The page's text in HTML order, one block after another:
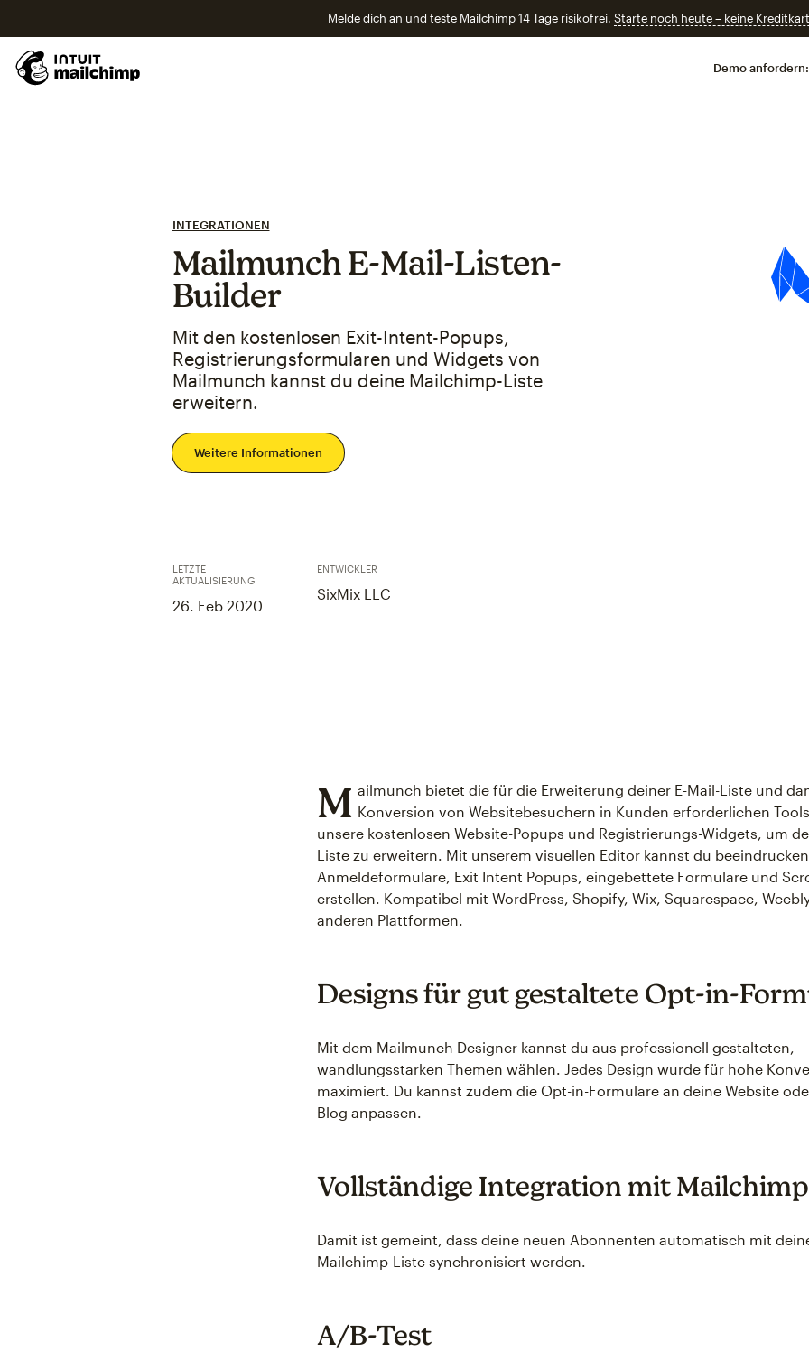
Melde dich an und teste Mailchimp 14 Tage risikofrei. Starte noch heute – keine
Demo anfordern:
INTEGRATIONEN
Mailmunch E-Mail-Listen-
Builder
Mit den kostenlosen Exit-Intent-Popups,
Registrierungsformularen und Widgets von
Mailmunch kannst du deine Mailchimp-Liste
erweitern.
Weitere Informationen
LETZTE
AKTUALISIERUNG
26. Feb 2020
ENTWICKLER
SixMix LLC
M ailmunch bietet die für die Erweiterung deiner E-Mail-Liste und
Konversion von Websitebesuchern in Kunden erforderlichen
unsere kostenlosen Website-Popups und Registrierungs-Widgets, um
Liste zu erweitern. Mit unserem visuellen Editor kannst du
Anmeldeformulare, Exit Intent Popups, eingebettete Formulare und
erstellen. Kompatibel mit WordPress, Shopify, Wix, Squarespace,
anderen Plattformen.
Designs für gut gestaltete Opt-in-
Mit dem Mailmunch Designer kannst du aus professionell gestalteten,
wandlungsstarken Themen wählen. Jedes Design wurde für hohe
maximiert. Du kannst zudem die Opt-in-Formulare an deine Website
Blog anpassen.
Vollständige Integration mit Mailchimp
Damit ist gemeint, dass deine neuen Abonnenten automatisch mit
Mailchimp-Liste synchronisiert werden.
A/B-Test